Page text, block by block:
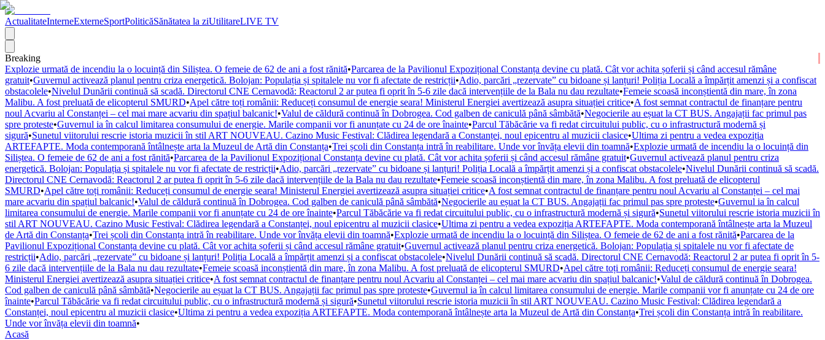
ActualitateInterneExterneSportPoliticăSănătatea la ziUtilitareLIVE TV
Breaking
Explozie urmată de incendiu la o locuință din Siliștea. O femeie de 62 de ani a fost rănită•Parcarea de la Pavilionul Expozițional Constanța devine cu plată. Cât vor achita șoferii și când accesul rămâne
gratuit•Guvernul activează planul pentru criza energetică. Bolojan: Populația și spitalele nu vor fi afectate de restricții•Adio, parcări „rezervate” cu bidoane și lanțuri! Poliția Locală a împărțit amenzi și a confiscat
obstacolele•Nivelul Dunării continuă să scadă. Directorul CNE Cernavodă: Reactorul 2 ar putea fi oprit în 5-6 zile dacă intervențiile de la Bala nu dau rezultate•Femeie scoasă inconștientă din mare, în zona
Malibu. A fost preluată de elicopterul SMURD•Apel către toți românii: Reduceți consumul de energie seara! Ministerul Energiei avertizează asupra situației critice•A fost semnat contractul de finanțare pentru
noul Acvariu al Constanței – cel mai mare acvariu din spațiul balcanic!•Valul de căldură continuă în Dobrogea. Cod galben de caniculă până sâmbătă•Negocierile au eșuat la CT BUS. Angajații fac primul pas
spre proteste•Guvernul ia în calcul limitarea consumului de energie. Marile companii vor fi anunțate cu 24 de ore înainte•Parcul Tăbăcărie va fi redat circuitului public, cu o infrastructură modernă și
sigură•Sunetul viitorului rescrie istoria muzicii în stil ART NOUVEAU. Cazino Music Festival: Clădirea legendară a Constanței, noul epicentru al muzicii clasice•Ultima zi pentru a vedea expoziția
ARTEFAPTE. Moda contemporană întâlnește arta la Muzeul de Artă din Constanța•Trei școli din Constanța intră în reabilitare. Unde vor învăța elevii din toamnă•Explozie urmată de incendiu la o locuință din
Siliștea. O femeie de 62 de ani a fost rănită•Parcarea de la Pavilionul Expozițional Constanța devine cu plată. Cât vor achita șoferii și când accesul rămâne gratuit•Guvernul activează planul pentru criza
energetică. Bolojan: Populația și spitalele nu vor fi afectate de restricții•Adio, parcări „rezervate” cu bidoane și lanțuri! Poliția Locală a împărțit amenzi și a confiscat obstacolele•Nivelul Dunării continuă să scadă.
Directorul CNE Cernavodă: Reactorul 2 ar putea fi oprit în 5-6 zile dacă intervențiile de la Bala nu dau rezultate•Femeie scoasă inconștientă din mare, în zona Malibu. A fost preluată de elicopterul
SMURD•Apel către toți românii: Reduceți consumul de energie seara! Ministerul Energiei avertizează asupra situației critice•A fost semnat contractul de finanțare pentru noul Acvariu al Constanței – cel mai
mare acvariu din spațiul balcanic!•Valul de căldură continuă în Dobrogea. Cod galben de caniculă până sâmbătă•Negocierile au eșuat la CT BUS. Angajații fac primul pas spre proteste•Guvernul ia în calcul
limitarea consumului de energie. Marile companii vor fi anunțate cu 24 de ore înainte•Parcul Tăbăcărie va fi redat circuitului public, cu o infrastructură modernă și sigură•Sunetul viitorului rescrie istoria muzicii în
stil ART NOUVEAU. Cazino Music Festival: Clădirea legendară a Constanței, noul epicentru al muzicii clasice•Ultima zi pentru a vedea expoziția ARTEFAPTE. Moda contemporană întâlnește arta la Muzeul
de Artă din Constanța•Trei școli din Constanța intră în reabilitare. Unde vor învăța elevii din toamnă•Explozie urmată de incendiu la o locuință din Siliștea. O femeie de 62 de ani a fost rănită•Parcarea de la
Pavilionul Expozițional Constanța devine cu plată. Cât vor achita șoferii și când accesul rămâne gratuit•Guvernul activează planul pentru criza energetică. Bolojan: Populația și spitalele nu vor fi afectate de
restricții•Adio, parcări „rezervate” cu bidoane și lanțuri! Poliția Locală a împărțit amenzi și a confiscat obstacolele•Nivelul Dunării continuă să scadă. Directorul CNE Cernavodă: Reactorul 2 ar putea fi oprit în 5-
6 zile dacă intervențiile de la Bala nu dau rezultate•Femeie scoasă inconștientă din mare, în zona Malibu. A fost preluată de elicopterul SMURD•Apel către toți românii: Reduceți consumul de energie seara!
Ministerul Energiei avertizează asupra situației critice•A fost semnat contractul de finanțare pentru noul Acvariu al Constanței – cel mai mare acvariu din spațiul balcanic!•Valul de căldură continuă în Dobrogea.
Cod galben de caniculă până sâmbătă•Negocierile au eșuat la CT BUS. Angajații fac primul pas spre proteste•Guvernul ia în calcul limitarea consumului de energie. Marile companii vor fi anunțate cu 24 de ore
înainte•Parcul Tăbăcărie va fi redat circuitului public, cu o infrastructură modernă și sigură•Sunetul viitorului rescrie istoria muzicii în stil ART NOUVEAU. Cazino Music Festival: Clădirea legendară a
Constanței, noul epicentru al muzicii clasice•Ultima zi pentru a vedea expoziția ARTEFAPTE. Moda contemporană întâlnește arta la Muzeul de Artă din Constanța•Trei școli din Constanța intră în reabilitare.
Unde vor învăța elevii din toamnă•
Acasă